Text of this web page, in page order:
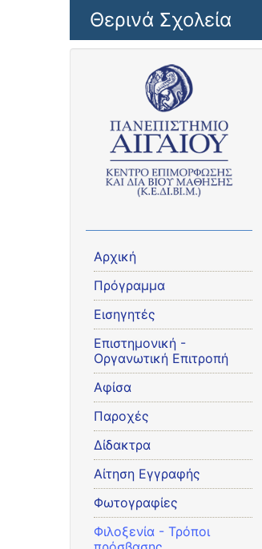
Παράκαμψη προς το κυρίως περιεχόμενο
Θερινά Σχολεία
Αρχική
Πρόγραμμα
Εισηγητές
Eπιστημονική -
Οργανωτική Επιτροπή
Αφίσα
Παροχές
Δίδακτρα
Αίτηση Εγγραφής
Φωτογραφίες
Φιλοξενία - Τρόποι